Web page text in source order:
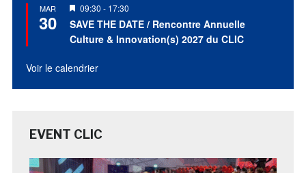
MAR
30
Mis
en
avant
09:30 - 17:30
SAVE THE DATE / Rencontre Annuelle
Culture & Innovation(s) 2027 du CLIC
Voir le calendrier
EVENT CLIC